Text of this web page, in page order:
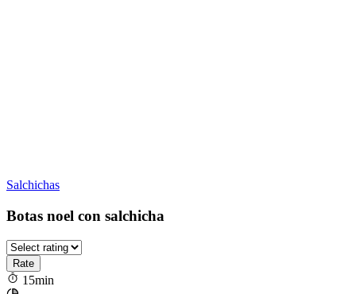
Salchichas
Botas noel con salchicha
15min